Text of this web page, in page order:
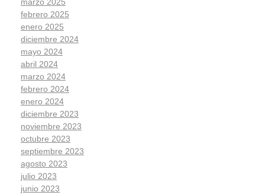
febrero 2025
enero 2025
diciembre 2024
mayo 2024
abril 2024
marzo 2024
febrero 2024
enero 2024
diciembre 2023
noviembre 2023
octubre 2023
septiembre 2023
agosto 2023
julio 2023
junio 2023